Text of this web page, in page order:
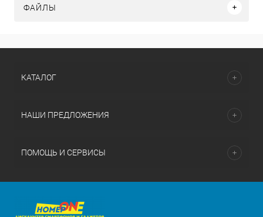
ФАЙЛЫ
КАТАЛОГ
НАШИ ПРЕДЛОЖЕНИЯ
ПОМОЩЬ И СЕРВИСЫ